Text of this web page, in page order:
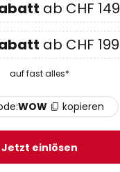
Joffrey,
UVP -17%
ab CHF 149
ab CHF 199
auf fast alles*
WOW kopieren
Jetzt einlösen